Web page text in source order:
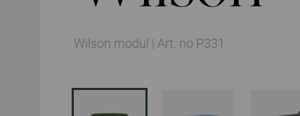
Wilson modul | Art. no P331